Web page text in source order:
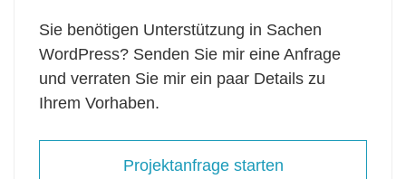
Sie benötigen Unterstützung in Sachen
WordPress? Senden Sie mir eine Anfrage
und verraten Sie mir ein paar Details zu
Ihrem Vorhaben.
Projektanfrage starten